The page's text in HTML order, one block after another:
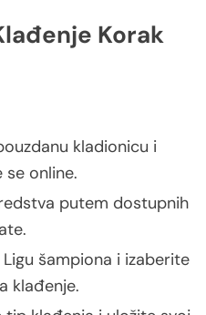
Korak
kladionicu i
online.
putem dostupnih
šampiona i izaberite
klađenje.